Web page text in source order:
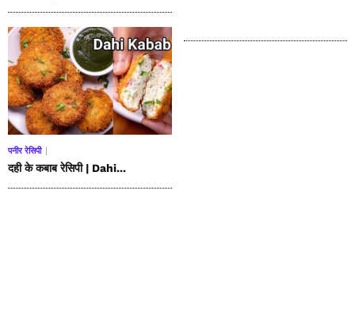
पनीर रेसिपी
दही के कबाब रेसिपी | Dahi...